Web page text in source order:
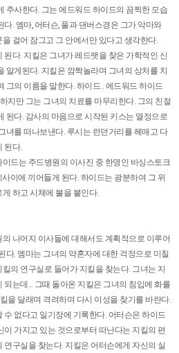
주사한다. 그는 에드워드 하이드의 끔찍한 모습
. 엠마, 어터슨, 풀과 댄버스경은 그가 악마와
걸어 잠그고 그 안에서만 있다고 생각한다.
다. 지킬은 그녀가 레드랫을 찾은 가학적인 신
알게된다. 지킬은 깜짝놀라며 그녀의 상처를 치
그의 이름을 말한다. 하이드.. 에드워드 하이드
지만 그는 그녀의 치료를 마무리한다. 그의 친절
된다. 감사의 마음으로 시작된 키스는 열정으로
녀를 떠나보낸다. 루시는 런던거리를 헤매고 다
된다.
드는 주드병원의 이사진 중 한명인 바싱스토크
이에 끼어들게 된다. 하이드는 광분하여 그 위
하고 시체에 불을 붙인다.
나머지 이사들에 대해서도 계획적으로 이루어
다. 엠마는 그녀의 약혼자에 대한 걱정으로 미칠
의 연구실로 들어가 지킬을 찾는다. 그녀는 지
되는데… 그때 돌아온 지킬은 그녀의 침입에 화를
을 달래며 격려하며 다시 이성을 찾기를 바란다.
없다고 일기장에 기록한다. 어터슨은 하이드
가지고 있는 것으로부터 떠난다는 지킬의 편
구실을 찾는다. 지킬은 어터슨에게 자신의 실